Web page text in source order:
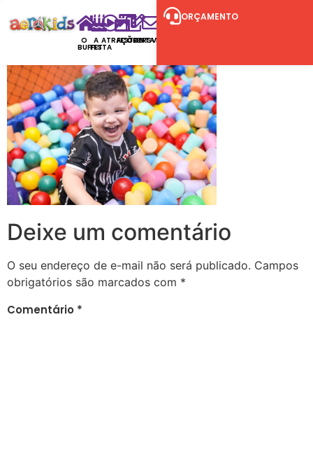
O
BUFFET
A
FESTA
ATRAÇÕES
FESTAS
CONTATO
RSVP
ORÇAMENTO
Deixe um comentário
O seu endereço de e-mail não será publicado. Campos
obrigatórios são marcados com *
Comentário *